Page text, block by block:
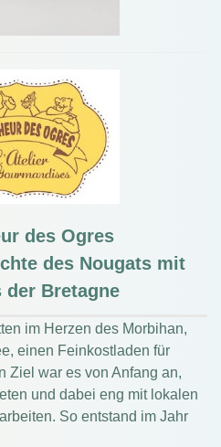
des Ogres
des Nougats mit
der Bretagne
im Herzen des Morbihan,
einen Feinkostladen für
Ziel war es von Anfang an,
und dabei eng mit lokalen
So entstand im Jahr